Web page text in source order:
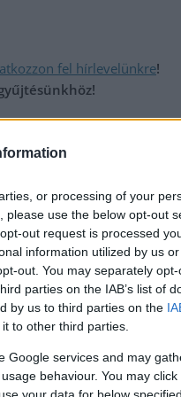
or processing of your
use the below opt-out
out request is processed
information utilized by us
out. You may separately
parties on the IAB’s list of
by us to third parties on the
to other third parties.
Google services and may
behaviour. You may
your data for below
fel hírlevelünkre!
– a döntő többség
csak nevet